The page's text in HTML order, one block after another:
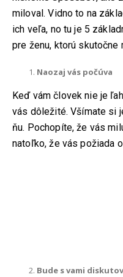
miloval. Vidno to na
ich veľa, no tu je 5
pre ženu, ktorú skutočne
Naozaj vás počúva
Keď vám človek nie je
vás dôležité. Všímate si
ňu. Pochopíte, že vás
natoľko, že vás požiada
Bude s vami